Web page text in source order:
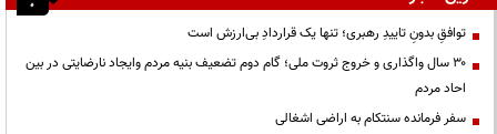
توافقِ بدونِ تاییدِ رهبری؛ تنها یک قراردادِ بی‌ارزش است
۳۰ سال واگذاری و خروج ثروت ملی؛ گام دوم تضعیف بنیه مردم وایجاد نارضایتی در بین
احاد مردم
سفر فرمانده سنتکام به اراضی اشغالی